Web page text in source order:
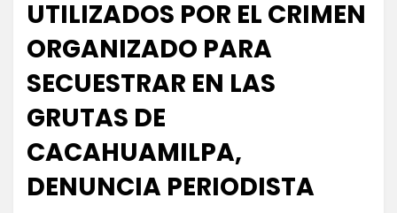
UTILIZADOS POR EL CRIMEN
ORGANIZADO PARA
SECUESTRAR EN LAS
GRUTAS DE
CACAHUAMILPA,
DENUNCIA PERIODISTA